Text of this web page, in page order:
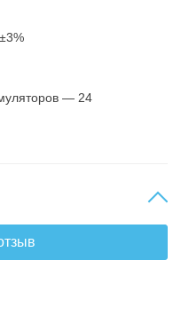
— 24